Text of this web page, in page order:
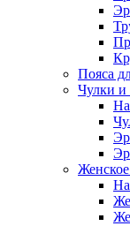
Пояса
Чулки и
Женское